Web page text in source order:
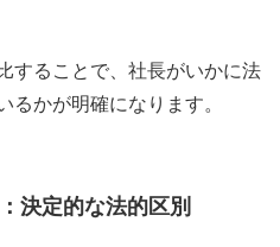
することで、社長がいかに法
るかが明確になります。
決定的な法的区別